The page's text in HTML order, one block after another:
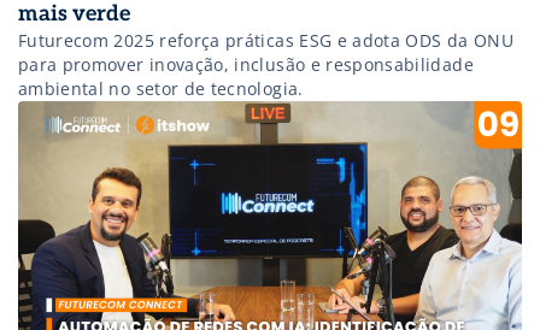
mais verde
Futurecom 2025 reforça práticas ESG e adota ODS da ONU
para promover inovação, inclusão e responsabilidade
ambiental no setor de tecnologia.